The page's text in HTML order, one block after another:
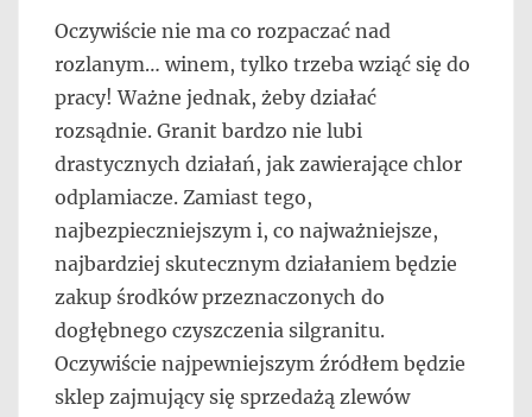
Oczywiście nie ma co rozpaczać nad
rozlanym… winem, tylko trzeba wziąć się do
pracy! Ważne jednak, żeby działać
rozsądnie. Granit bardzo nie lubi
drastycznych działań, jak zawierające chlor
odplamiacze. Zamiast tego,
najbezpieczniejszym i, co najważniejsze,
najbardziej skutecznym działaniem będzie
zakup środków przeznaczonych do
dogłębnego czyszczenia silgranitu.
Oczywiście najpewniejszym źródłem będzie
sklep zajmujący się sprzedażą zlewów